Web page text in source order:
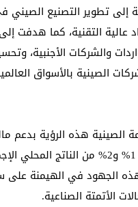
تطوير التصنيع الصيني
عالية التقنية، كما هدفت
والشركات الأجنبية،
الصينية بالأسواق
الصينية هذه الرؤية بدعم
أنفقت ما بين 1% و2% من الناتج
الجهود في الهيمنة على
الأتمتة الصناعية.